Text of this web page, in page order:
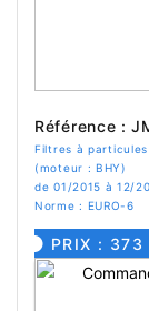
Référence :
Filtres à particules
(moteur : BHY)
de 01/2015 à 12/
Norme : EURO-6
PRIX : 373